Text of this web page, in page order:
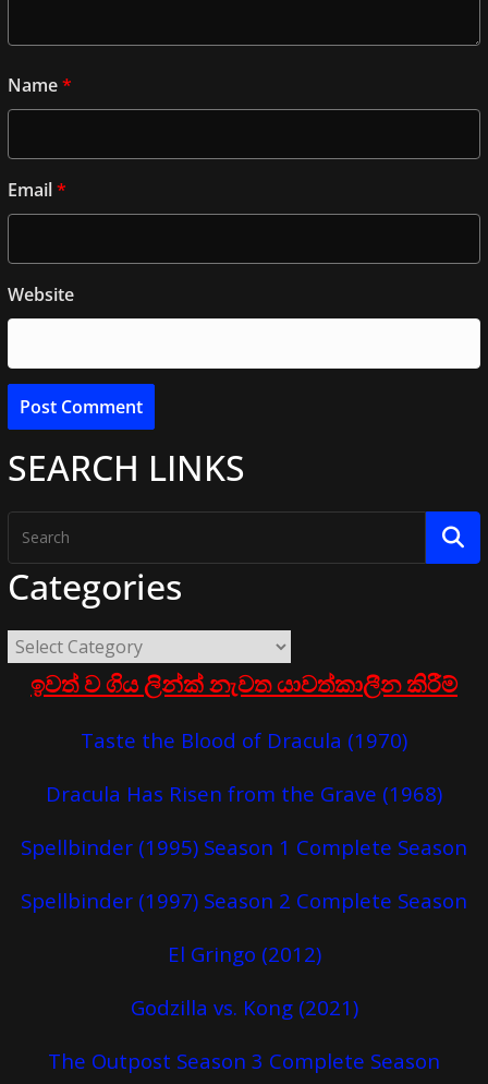
Name*
Email*
Website
SEARCH LINKS
Categories
ඉවත් ව ගිය ලින්ක් නැවත යාවත්කාලීන කිරීම්
Taste the Blood of Dracula (1970)
Dracula Has Risen from the Grave (1968)
Spellbinder (1995) Season 1 Complete Season
Spellbinder (1997) Season 2 Complete Season
El Gringo (2012)
Godzilla vs. Kong (2021)
The Outpost Season 3 Complete Season